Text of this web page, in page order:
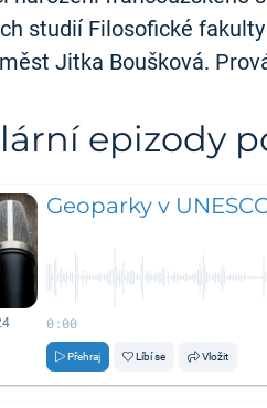
studií Filosofické
Jitka Boušková.
epizody
Geoparky v
0:00
Přehraj Líbí se Vložit